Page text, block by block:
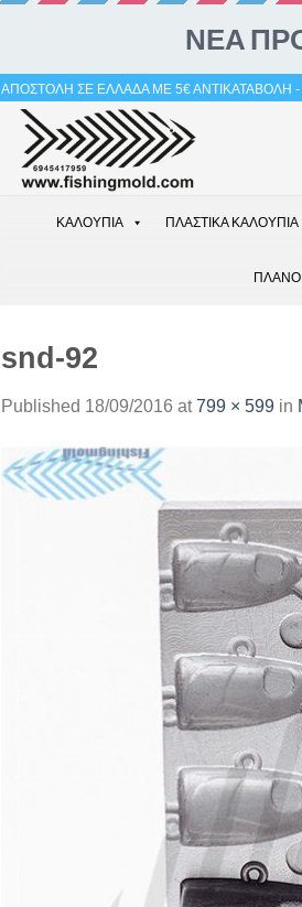
ΑΠΟΣΤΟΛΗ ΣΕ ΕΛΛΑΔΑ ΜΕ 5€ ΑΝΤΙΚΑΤΑΒΟΛΗ
ΚΑΛΟΥΠΙΑ ΠΛΑΣΤΙΚΑ ΚΑΛΟΥΠΙΑ
snd-92
Published 18/09/2016 at799 × 599 in